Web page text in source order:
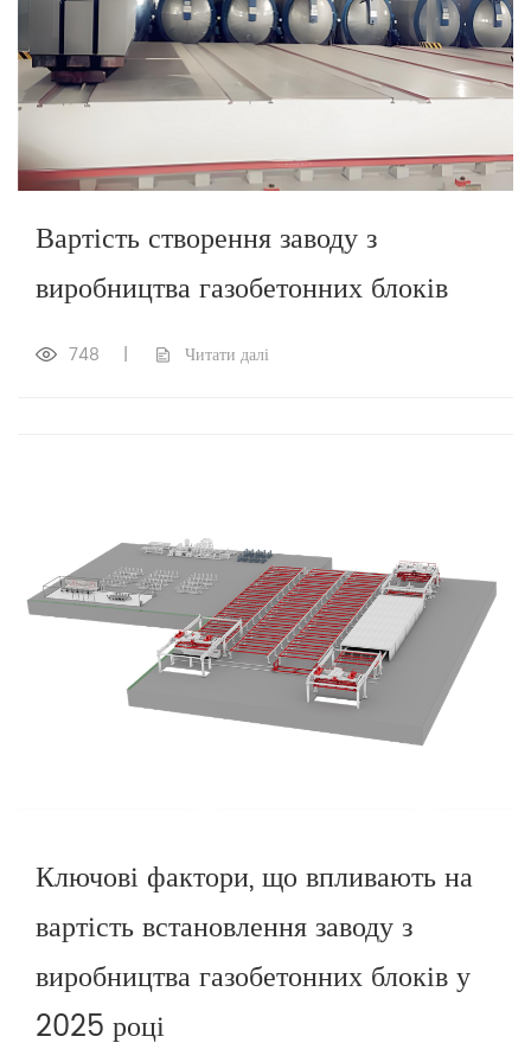
Вартість створення заводу з
виробництва газобетонних блоків
748 | Читати далі
Ключові фактори, що впливають на
вартість встановлення заводу з
виробництва газобетонних блоків у
2025 році